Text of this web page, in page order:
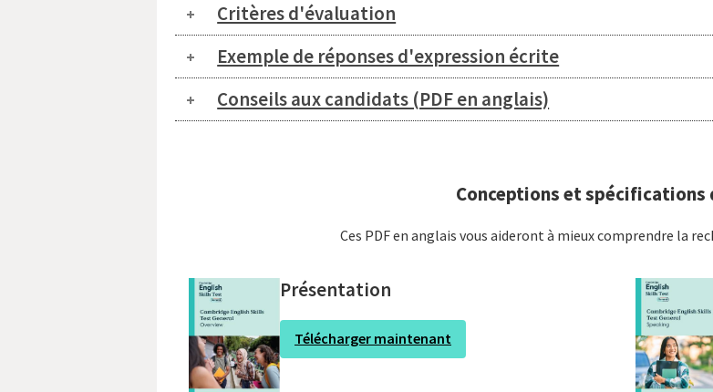
Critères d'évaluation
Exemple de réponses d'expression écrite
Conseils aux candidats (PDF en anglais)
Conceptions et spécifications
Ces PDF en anglais vous aideront à mieux comprendre la
Présentation
Télécharger maintenant